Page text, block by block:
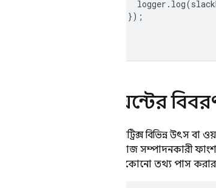
logger . log(
});
ক্লায়েন্টের
টেস্ট ম্যাট্রিক্স বিভিন্ন উৎস
বিভিন্ন কাজ সম্পাদনকারী
সময় যেকোনো তথ্য পাস করার